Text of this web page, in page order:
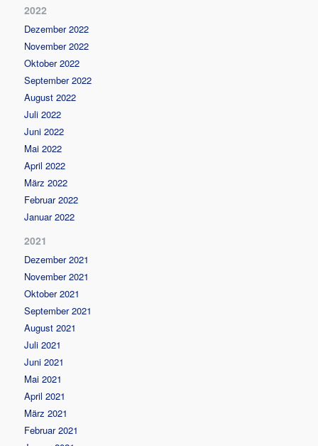
2022
Dezember 2022
November 2022
Oktober 2022
September 2022
August 2022
Juli 2022
Juni 2022
Mai 2022
April 2022
März 2022
Februar 2022
Januar 2022
2021
Dezember 2021
November 2021
Oktober 2021
September 2021
August 2021
Juli 2021
Juni 2021
Mai 2021
April 2021
März 2021
Februar 2021